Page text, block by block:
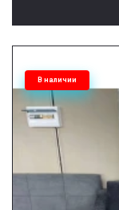
В наличии